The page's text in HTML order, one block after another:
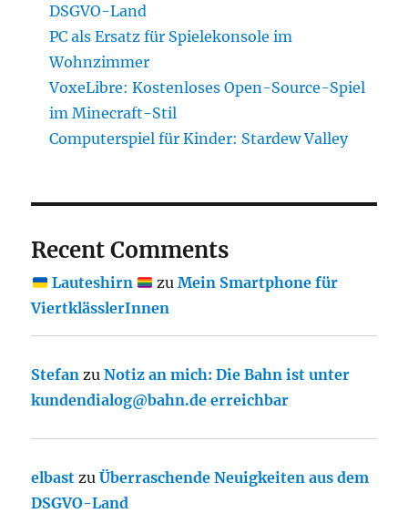
DSGVO-Land
PC als Ersatz für Spielekonsole im
Wohnzimmer
VoxeLibre: Kostenloses Open-Source-Spiel
im Minecraft-Stil
Computerspiel für Kinder: Stardew Valley
Recent Comments
Lauteshirn zu Mein Smartphone für
ViertklässlerInnen
Stefan zuNotiz an mich: Die Bahn ist unter
kundendialog@bahn.de erreichbar
elbast zuÜberraschende Neuigkeiten aus dem
DSGVO-Land